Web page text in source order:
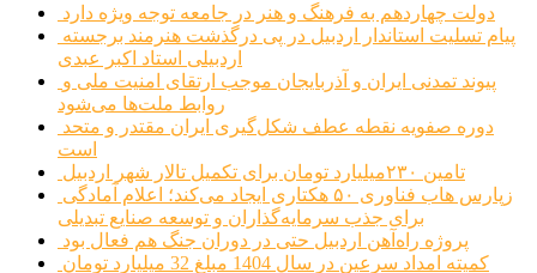
دولت چهاردهم به فرهنگ و هنر در جامعه توجه ویژه دارد
اردبیلی استاد اکبر عبدی
روابط ملت‌ها می‌شود
است
تامین ۲۳۰میلیارد تومان برای تکمیل تالار شهر اردبیل
برای جذب سرمایه‌گذاران و توسعه صنایع تبدیلی
پروژه راه‌آهن اردبیل حتی در دوران جنگ هم فعال بود